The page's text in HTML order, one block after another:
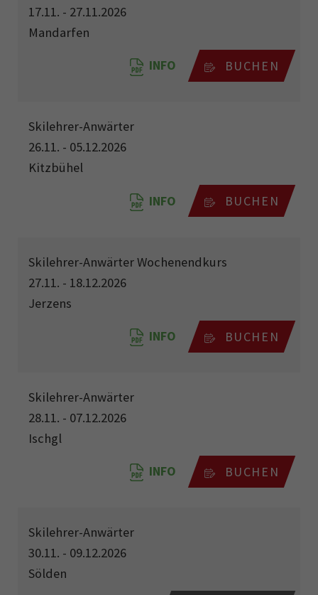
17.11. - 27.11.2026
Mandarfen
INFO BUCHEN
Skilehrer-Anwärter
26.11. - 05.12.2026
Kitzbühel
INFO BUCHEN
Skilehrer-Anwärter Wochenendkurs
27.11. - 18.12.2026
Jerzens
INFO BUCHEN
Skilehrer-Anwärter
28.11. - 07.12.2026
Ischgl
INFO BUCHEN
Skilehrer-Anwärter
30.11. - 09.12.2026
Sölden